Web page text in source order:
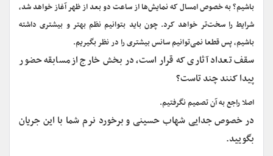
باشیم؟ به خصوص امسال که نمایش‌ها از ساعت دو بعد از ظهر آغاز خواهد شد،
شرایط را سخت‌تر خواهد کرد. چون باید بتوانیم نظم بهتر و بیشتری داشته
باشیم، پس قطعا نمی‌توانیم سانس بیشتری را در نظر بگیریم.
سقف تعداد آثاری که قرار است، در بخش خارج از مسابقه حضور
پیدا کنند چند تاست؟
اصلا راجع به آن تصمیم نگرفتیم.
در خصوص جدایی شهاب حسینی و برخورد نرم شما با این جریان
بگویید.